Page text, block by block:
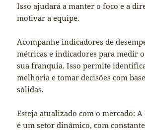
Isso ajudará a manter o foco e a
motivar a equipe.
Acompanhe indicadores de
métricas e indicadores para medir
sua franquia. Isso permite
melhoria e tomar decisões com
sólidas.
Esteja atualizado com o mercado:
é um setor dinâmico, com